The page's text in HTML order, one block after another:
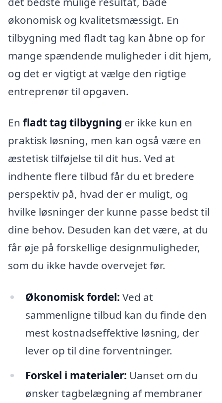
økonomisk og kvalitetsmæssigt. En
tilbygning med fladt tag kan åbne op for
mange spændende muligheder i dit hjem,
og det er vigtigt at vælge den rigtige
entreprenør til opgaven.
En fladt tag tilbygning er ikke kun en
praktisk løsning, men kan også være en
æstetisk tilføjelse til dit hus. Ved at
indhente flere tilbud får du et bredere
perspektiv på, hvad der er muligt, og
hvilke løsninger der kunne passe bedst til
dine behov. Desuden kan det være, at du
får øje på forskellige designmuligheder,
som du ikke havde overvejet før.
Økonomisk fordel: Ved at
sammenligne tilbud kan du finde den
mest kostnadseffektive løsning, der
lever op til dine forventninger.
Forskel i materialer: Uanset om du
ønsker tagbelægning af membraner